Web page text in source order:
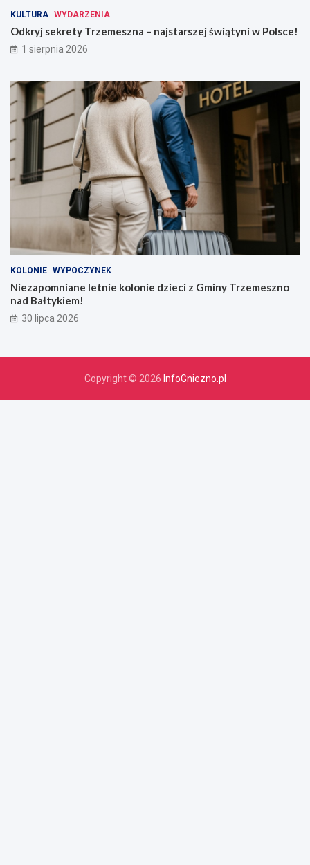
KULTURA WYDARZENIA
Odkryj sekrety Trzemeszna – najstarszej świątyni w Polsce!
1 sierpnia 2026
KOLONIE WYPOCZYNEK
Niezapomniane letnie kolonie dzieci z Gminy Trzemeszno
nad Bałtykiem!
30 lipca 2026
Copyright © 2026 InfoGniezno.pl